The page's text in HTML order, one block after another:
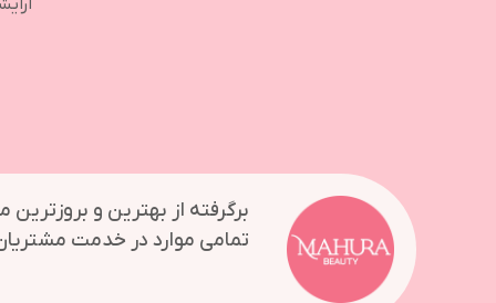
برگرفته از بهترین و
تمامی موارد در خدمت